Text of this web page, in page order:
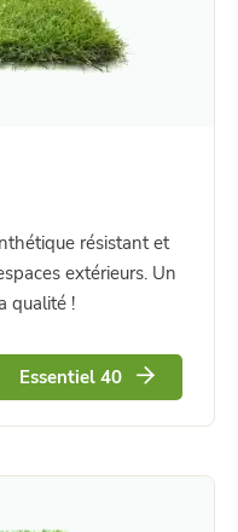
résistant et
extérieurs. Un
qualité !
Essentiel 40